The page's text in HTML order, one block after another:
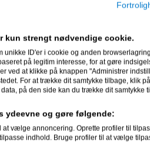
12-2025 kl. 12:47
, den 15-12-2025 kl. 23:08
, den 12-12-2025 kl. 18:01
kun strengt nødvendige cookie.
ID'er i cookie og anden
på legitim interesse, for at gøre
ved at klikke på knappen "Administrer
For at trække dit samtykke tilbage, klik på
på den side kan du trække dit samtykke
ydeevne og gøre følgende:
vælge annoncering. Oprette profiler til
indhold. Bruge profiler til at vælge